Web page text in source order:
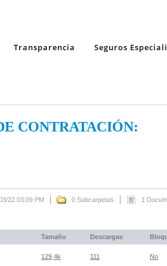
Transparencia Seguros
CONTRATACIÓN:
22 03:09 PM 0 Subcarpetas 1
Tamaño Descargas
129,4k 111 No